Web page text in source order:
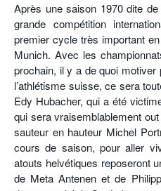
Après une saison 1970 dite
grande compétition
premier cycle très important
Munich. Avec les
prochain, il y a de quoi motiver
l’athlétisme suisse, ce sera
Edy Hubacher, qui a été
qui sera vraisemblablement
sauteur en hauteur Michel
cours de saison, pour aller
atouts helvétiques reposeront
de Meta Antenen et de